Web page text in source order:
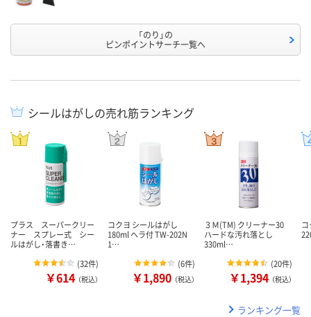
「のり」の
ピンポイントサーチ一覧へ
シールはがしの売れ筋ランキング
プラス スーパークリー
ナー スプレー式 シー
ルはがし・落書き…
(32件)
￥614 （税込）
コクヨ シールはがし
180ml ヘラ付 TW-202N
1…
(6件)
￥1,890 （税込）
３Ｍ(TM) クリーナー30
ハードな汚れ落とし
330ml…
(20件)
￥1,394 （税込）
ランキング一覧